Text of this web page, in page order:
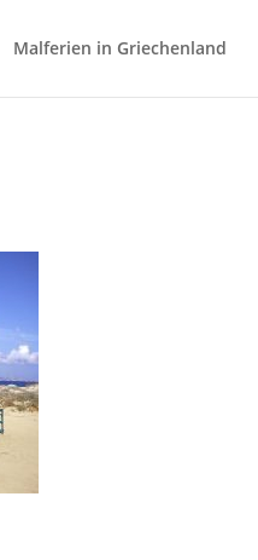
Malferien in Griechenland